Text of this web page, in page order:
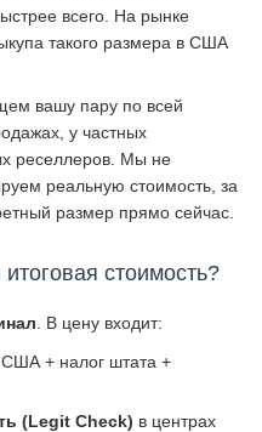
всего. На рынке
такого размера в США
вашу пару по всей
у частных
реселлеров. Мы не
реальную стоимость, за
размер прямо сейчас.
стоимость?
. В цену входит:
+ налог штата +
(Legit Check) в центрах